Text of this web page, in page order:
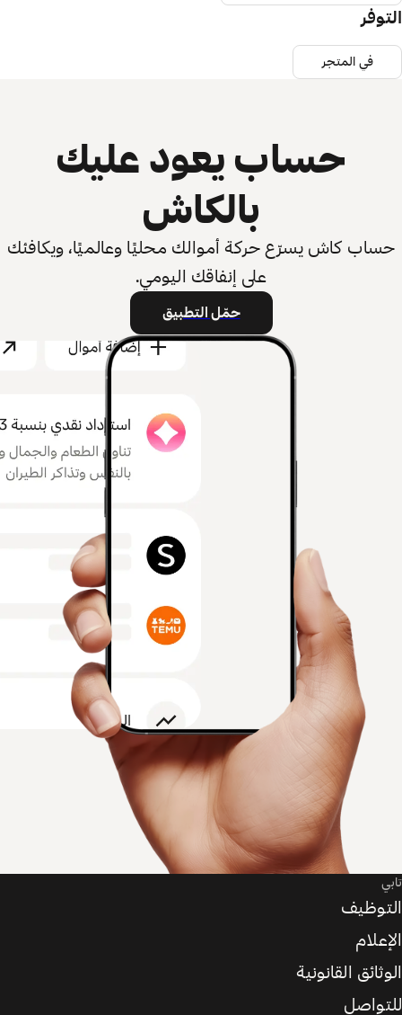
التوفر
في المتجر
حساب يعود عليك
بالكاش
حساب كاش يسرّع حركة أموالك محليًا وعالميًا، ويكافئك
على إنفاقك اليومي.
حمّل التطبيق
تابي
التوظيف
الإعلام
الوثائق القانونية
للتواصل